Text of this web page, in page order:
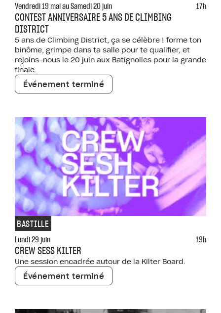
Vendredi 19 mai au Samedi 20 juin 17h
CONTEST ANNIVERSAIRE 5 ANS DE CLIMBING
DISTRICT
5 ans de Climbing District, ça se célèbre ! forme ton
binôme, grimpe dans ta salle pour te qualifier, et
rejoins-nous le 20 juin aux Batignolles pour la grande
finale.
Événement terminé
BASTILLE
Lundi 29 juin 19h
CREW SESS KILTER
Une session encadrée autour de la Kilter Board.
Événement terminé